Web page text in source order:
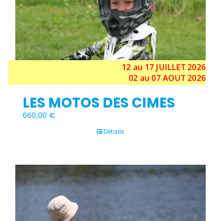
12 au 17 JUILLET2026
02 au 07 AOUT 2026
LES MOTOS DES CIMES
660,00 €
Détails